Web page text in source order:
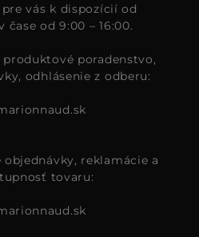
vás k dispozícií od
od 9:00 – 16:00.
poradenstvo,
odhlásenie z odberu:
reklamácie a
tovaru: